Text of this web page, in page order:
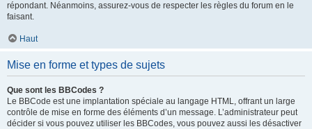
répondant. Néanmoins, assurez-vous de respecter les règles du forum en le
faisant.
Haut
Mise en forme et types de sujets
Que sont les BBCodes ?
Le BBCode est une implantation spéciale au langage HTML, offrant un large
contrôle de mise en forme des éléments d’un message. L’administrateur peut
décider si vous pouvez utiliser les BBCodes, vous pouvez aussi les désactiver